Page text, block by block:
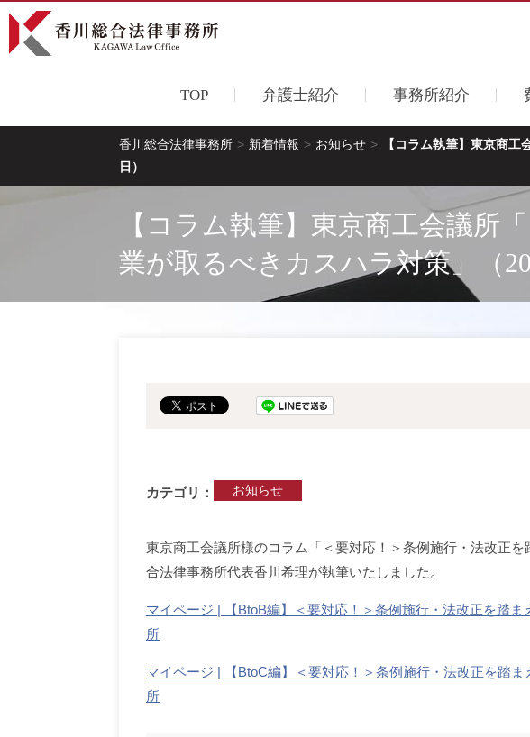
TOP 弁護士紹介 事務所紹介
香川総合法律事務所 > 新着情報 > お知らせ >
【コラム執筆】東京商
日）
【コラム執筆】東京商工会議所
業が取るべきカスハラ対策」（
カテゴリ お知らせ
東京商工会議所様のコラム 「 ＜要対応！＞条例施行・法改正
合法律事務所代表香川希理が執筆いたしました。
マイページ | 【BtoB編】＜要対応！＞条例施行・法改正を踏
所
マイページ | 【BtoC編】＜要対応！＞条例施行・法改正を踏
所